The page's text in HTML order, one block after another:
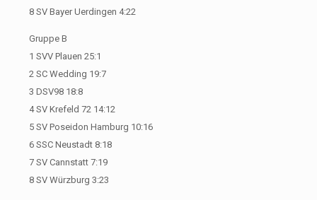
8 SV Bayer Uerdingen 4:22
Gruppe B
1 SVV Plauen 25:1
2 SC Wedding 19:7
3 DSV98 18:8
4 SV Krefeld 72 14:12
5 SV Poseidon Hamburg 10:16
6 SSC Neustadt 8:18
7 SV Cannstatt 7:19
8 SV Würzburg 3:23